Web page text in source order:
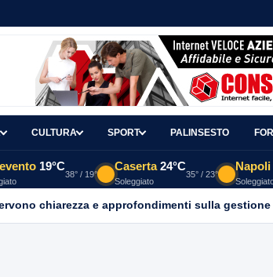
CULTURA SPORT PALINSESTO
19°C
38° / 19°
Caserta 24°C
Soleggiato
35° / 23°
Napoli
chiarezza e approfondimenti sulla gestione